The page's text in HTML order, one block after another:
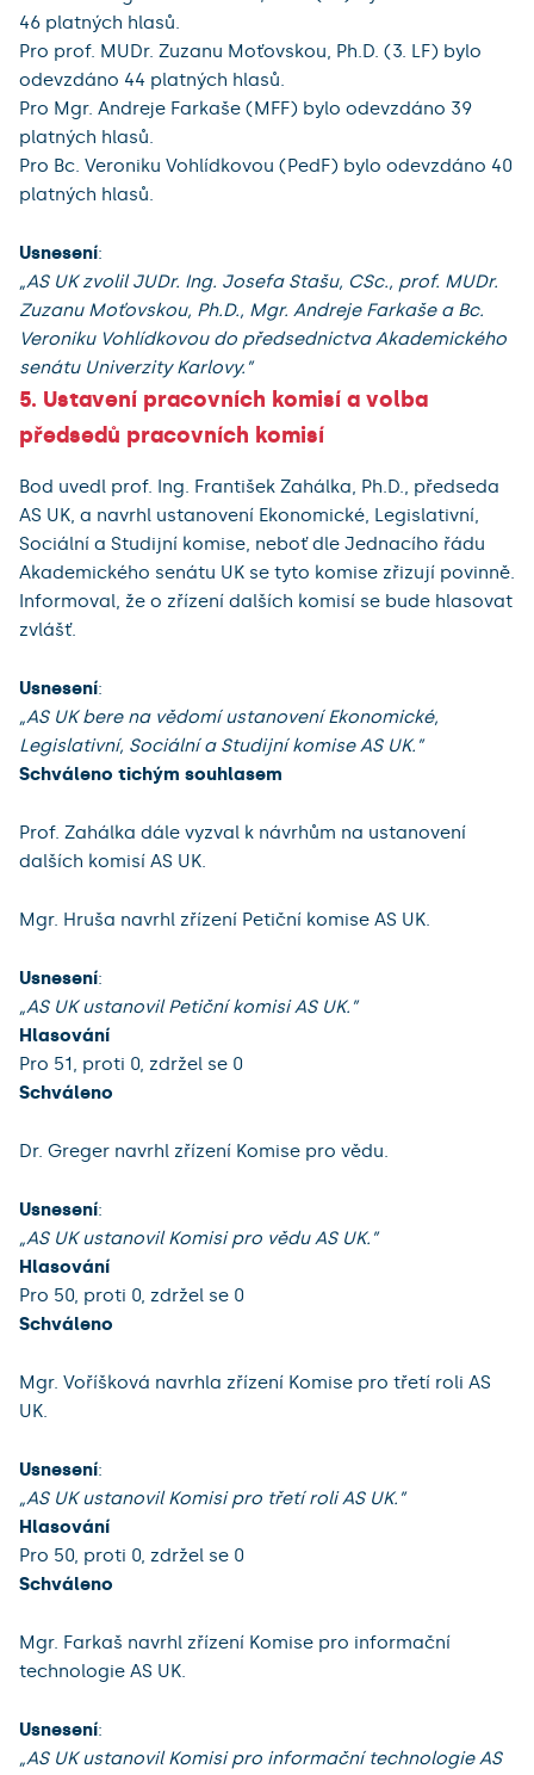
46 platných hlasů.
Pro prof. MUDr. Zuzanu Moťovskou, Ph.D. (3. LF) bylo
odevzdáno 44 platných hlasů.
Pro Mgr. Andreje Farkaše (MFF) bylo odevzdáno 39
platných hlasů.
Pro Bc. Veroniku Vohlídkovou (PedF) bylo odevzdáno 40
platných hlasů.
Usnesení:
„AS UK zvolil JUDr. Ing. Josefa Stašu, CSc., prof. MUDr.
Zuzanu Moťovskou, Ph.D., Mgr. Andreje Farkaše a Bc.
Veroniku Vohlídkovou do předsednictva Akademického
senátu Univerzity Karlovy.”
5. Ustavení pracovních komisí a volba
předsedů pracovních komisí
Bod uvedl prof. Ing. František Zahálka, Ph.D., předseda
AS UK, a navrhl ustanovení Ekonomické, Legislativní,
Sociální a Studijní komise, neboť dle Jednacího řádu
Akademického senátu UK se tyto komise zřizují povinně.
Informoval, že o zřízení dalších komisí se bude hlasovat
zvlášť.
Usnesení:
„AS UK bere na vědomí ustanovení Ekonomické,
Legislativní, Sociální a Studijní komise AS UK.”
Schváleno tichým souhlasem
Prof. Zahálka dále vyzval k návrhům na ustanovení
dalších komisí AS UK.
Mgr. Hruša navrhl zřízení Petiční komise AS UK.
Usnesení:
„AS UK ustanovil Petiční komisi AS UK.”
Hlasování
Pro 51, proti 0, zdržel se 0
Schváleno
Dr. Greger navrhl zřízení Komise pro vědu.
Usnesení:
„AS UK ustanovil Komisi pro vědu AS UK.”
Hlasování
Pro 50, proti 0, zdržel se 0
Schváleno
Mgr. Voříšková navrhla zřízení Komise pro třetí roli AS
UK.
Usnesení:
„AS UK ustanovil Komisi pro třetí roli AS UK.”
Hlasování
Pro 50, proti 0, zdržel se 0
Schváleno
Mgr. Farkaš navrhl zřízení Komise pro informační
technologie AS UK.
Usnesení:
„AS UK ustanovil Komisi pro informační technologie AS